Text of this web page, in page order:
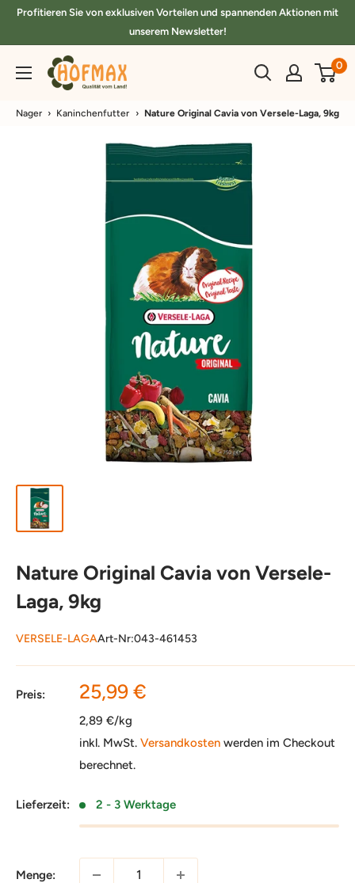
DirektProfitieren Sie von exklusiven Vorteilen und spannenden Aktionen mit
unserem Newsletter!
hofmax.de 0
Nager › Kaninchenfutter › Nature Original Cavia von Versele-Laga, 9kg
Nature Original Cavia von Versele-
Laga, 9kg
VERSELE-LAGAArt-Nr:043-461453
Preis: Sonderpreis
25,99 €
2,89 €/kg
inkl. MwSt. Versandkosten werden im Checkout
berechnet.
Lieferzeit: 2 - 3 Werktage
Menge: